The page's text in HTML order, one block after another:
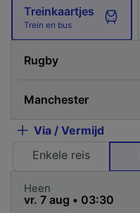
Treinkaartjes
Trein en bus
Via / Vermijd
Enkele reis
Heen